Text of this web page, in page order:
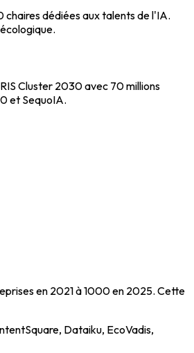
chaires dédiées aux talents de l'IA.
Cluster 2030 avec 70 millions
et SequoIA.
en 2021 à 1000 en 2025. Cette
Dataiku, EcoVadis,